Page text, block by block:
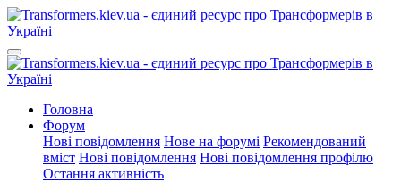
Головна
Форум
Нові повідомлення Нове на форумі Рекомендований
вміст Нові повідомлення Нові повідомлення профілю
Остання активність